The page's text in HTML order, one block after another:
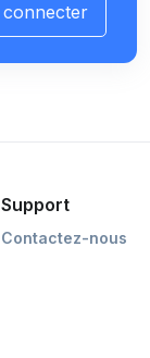
connecter
Support
Contactez-nous